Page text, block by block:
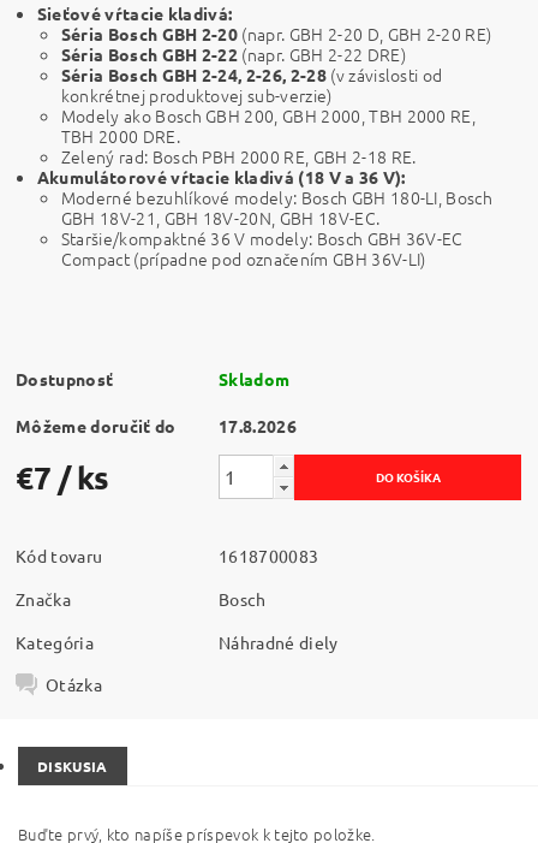
Sieťové vŕtacie kladivá:
Séria Bosch GBH 2-20 (napr. GBH 2-20 D, GBH 2-20 RE)
Séria Bosch GBH 2-22 (napr. GBH 2-22 DRE)
Séria Bosch GBH 2-24, 2-26, 2-28(v závislosti od
konkrétnej produktovej sub-verzie)
Modely ako Bosch GBH 200 , GBH 2000, TBH 2000 RE,
TBH 2000 DRE.
Zelený rad: Bosch PBH 2000 RE , GBH 2-18 RE.
Akumulátorové vŕtacie kladivá (18 V a 36 V):
Moderné bezuhlíkové modely: Bosch GBH 180-LI Bosch
GBH 18V-21 , GBH 18V-20N, GBH 18V-EC.
Staršie/kompaktné 36 V modely: Bosch GBH 36V-EC
Compact(prípadne pod označením GBH 36V-LI)
Dostupnosť Skladom
Môžeme doručiť do 17.8.2026
€7 / ks
Kód tovaru
1618700083
Značka
Bosch
Kategória
Náhradné diely
Otázka
DISKUSIA
Buďte prvý, kto napíše príspevok k tejto položke.